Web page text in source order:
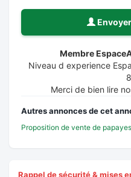
Membre
Niveau d experience
Merci de bien lire
Autres annonces de cet
Proposition de vente de
Rappel de sécurité & mises